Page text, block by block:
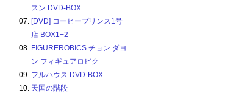
スン DVD-BOX
07. [DVD] コーヒープリンス1号
店 BOX1+2
08. FIGUREROBICS チョン ダヨ
ン フィギュアロビク
09. フルハウス DVD-BOX
10. 天国の階段